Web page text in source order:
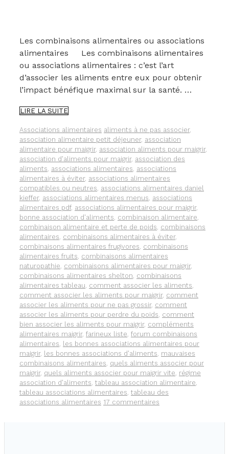
Les combinaisons alimentaires ou associations
alimentaires Les combinaisons alimentaires
ou associations alimentaires : c’est l’art
d’associer les aliments entre eux pour obtenir
l’impact bénéfique maximal sur la santé. …
LIRE LA SUITELES
ALIMENTAIRES
OU
ASSOCIATIONS
ALIMENTAIRES
POUR
OPTIMISER
VOTRE
SANTÉ
Catégories
Associations alimentaires Étiquettes
aliments à ne pas associer,
association alimentaire petit déjeuner, association
alimentaire pour maigrir, association aliments pour maigrir,
association d'aliments pour maigrir, association des
aliments, associations alimentaires, associations
alimentaires à éviter, associations alimentaires
compatibles ou neutres, associations alimentaires daniel
kieffer, associations alimentaires menus, associations
alimentaires pdf, associations alimentaires pour maigrir,
bonne association d'aliments, combinaison alimentaire,
combinaison alimentaire et perte de poids, combinaisons
alimentaires, combinaisons alimentaires à éviter,
combinaisons alimentaires frugivores, combinaisons
alimentaires fruits, combinaisons alimentaires
naturopathie, combinaisons alimentaires pour maigrir,
combinaisons alimentaires shelton, combinaisons
alimentaires tableau, comment associer les aliments,
comment associer les aliments pour maigrir, comment
associer les aliments pour ne pas grossir, comment
associer les aliments pour perdre du poids, comment
bien associer les aliments pour maigrir, compléments
alimentaires maigrir, farineux liste, forum combinaisons
alimentaires, les bonnes associations alimentaires pour
maigrir, les bonnes associations d'aliments, mauvaises
combinaisons alimentaires, quels aliments associer pour
maigrir, quels aliments associer pour maigrir vite, régime
association d'aliments, tableau association alimentaire,
tableau associations alimentaires, tableau des
associations alimentaires 17 commentaires